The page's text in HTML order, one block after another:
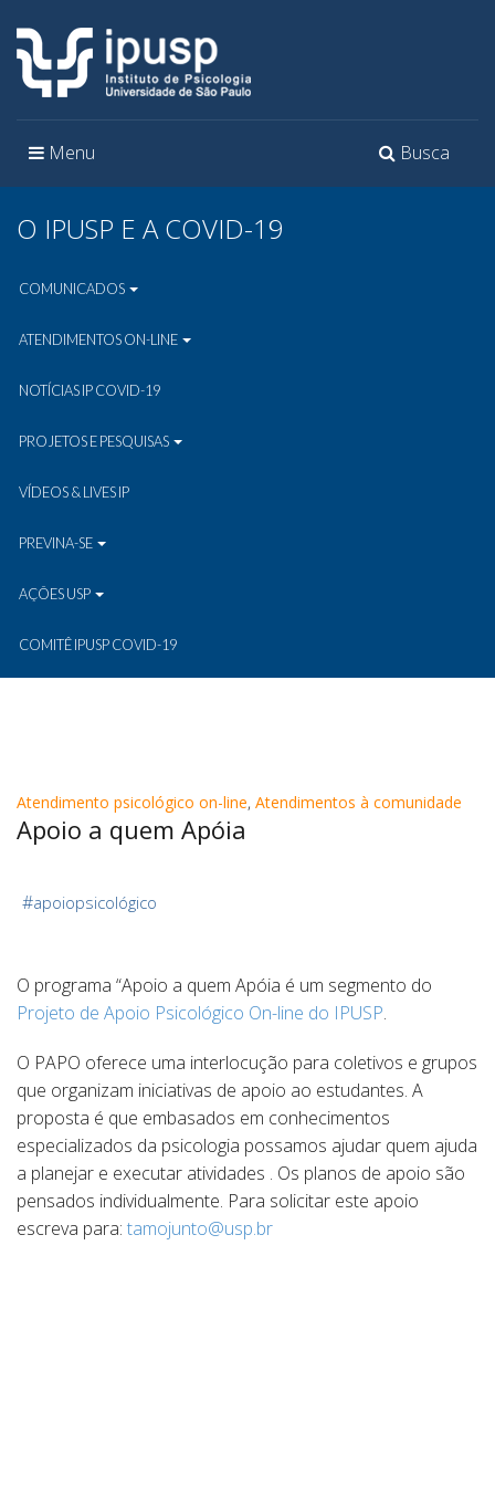
Toggle
Busca
Toggle
Menu
O IPUSP E A COVID-19
COMUNICADOS
ATENDIMENTOS ON-LINE
NOTÍCIAS IP COVID-19
PROJETOS E PESQUISAS
VÍDEOS & LIVES IP
PREVINA-SE
AÇÕES USP
COMITÊ IPUSP COVID-19
Atendimento psicológico on-line, Atendimentos à comunidade
Apoio a quem Apóia
#apoiopsicológico
O programa “Apoio a quem Apóia é um segmento do
Projeto de Apoio Psicológico On-line do IPUSP.
O PAPO oferece uma interlocução para coletivos e grupos
que organizam iniciativas de apoio ao estudantes. A
proposta é que embasados em conhecimentos
especializados da psicologia possamos ajudar quem ajuda
a planejar e executar atividades . Os planos de apoio são
pensados individualmente. Para solicitar este apoio
escreva para: tamojunto@usp.br